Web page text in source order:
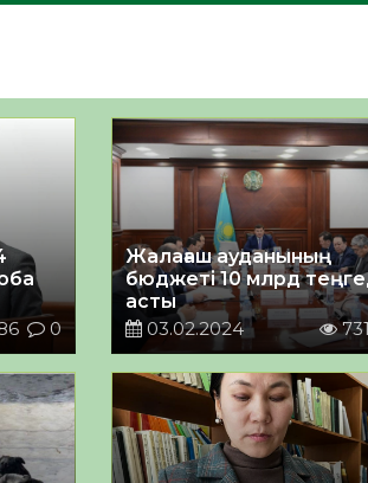
0
Жалағаш ауданының
бюджеті 10 млрд
асты
03.02.2024
731